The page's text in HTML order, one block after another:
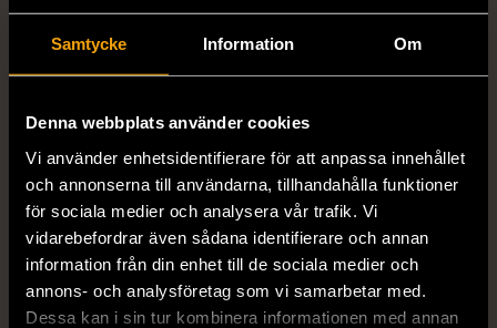
Samtycke Information Om
Denna webbplats använder cookies
Vi använder enhetsidentifierare för att anpassa innehållet
och annonserna till användarna, tillhandahålla funktioner
för sociala medier och analysera vår trafik. Vi
vidarebefordrar även sådana identifierare och annan
information från din enhet till de sociala medier och
annons- och analysföretag som vi samarbetar med.
Dessa kan i sin tur kombinera informationen med annan
DRESSMANN
Dressmann -
Kostymbyxor med
pressveck
Gott skick
1/5
BONDELID
Bondelid - Randig skjorta
- Blå vit
XL (52)
Mycket gott skick